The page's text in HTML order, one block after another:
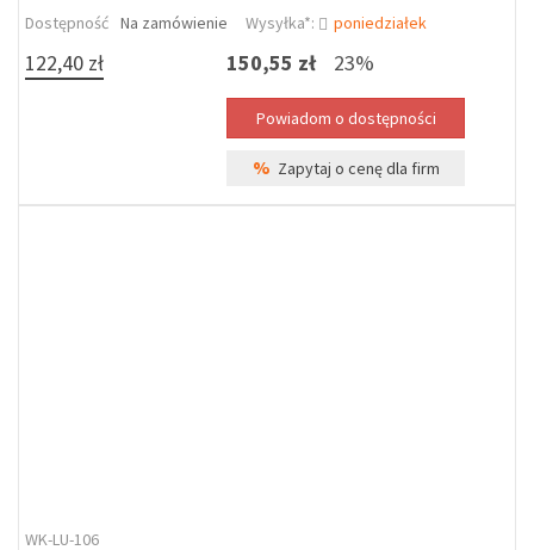
Dostępność Na zamówienie Wysyłka*: poniedziałek
122,40 zł 150,55 zł 23%
% Zapytaj o cenę dla firm
WK-LU-106